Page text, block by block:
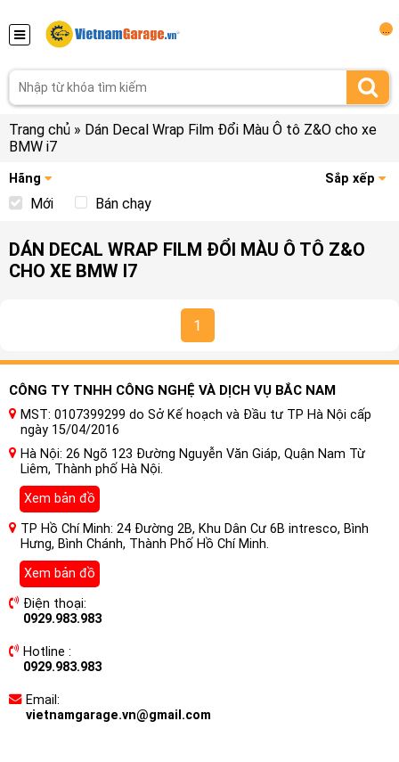
Trang chủ » Dán Decal Wrap Film Đổi Màu Ô tô Z&O cho xe
BMW i7
Hãng Sắp xếp
Mới Bán chạy
DÁN DECAL WRAP FILM ĐỔI MÀU Ô TÔ Z&O
CHO XE BMW I7
1
CÔNG TY TNHH CÔNG NGHỆ VÀ DỊCH VỤ BẮC NAM
MST: 0107399299 do Sở Kế hoạch và Đầu tư TP Hà Nội cấp
ngày 15/04/2016
Hà Nội: 26 Ngõ 123 Đường Nguyễn Văn Giáp, Quận Nam Từ
Liêm, Thành phố Hà Nội.
Xem bản đồ
TP Hồ Chí Minh: 24 Đường 2B, Khu Dân Cư 6B intresco, Bình
Hưng, Bình Chánh, Thành Phố Hồ Chí Minh.
Xem bản đồ
Điện thoại:
0929.983.983
Hotline :
0929.983.983
Email:
vietnamgarage.vn@gmail.com